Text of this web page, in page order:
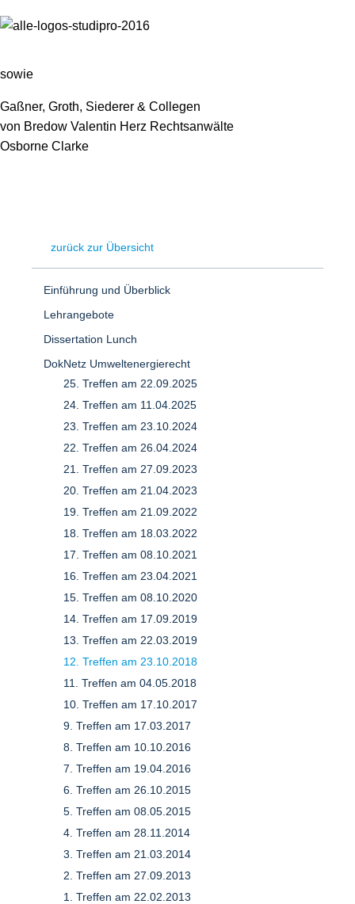
sowie
Gaßner, Groth, Siederer & Collegen
von Bredow Valentin Herz Rechtsanwälte
Osborne Clarke
zurück zur Übersicht
Einführung und Überblick
Lehrangebote
Dissertation Lunch
DokNetz Umweltenergierecht
25. Treffen am 22.09.2025
24. Treffen am 11.04.2025
23. Treffen am 23.10.2024
22. Treffen am 26.04.2024
21. Treffen am 27.09.2023
20. Treffen am 21.04.2023
19. Treffen am 21.09.2022
18. Treffen am 18.03.2022
17. Treffen am 08.10.2021
16. Treffen am 23.04.2021
15. Treffen am 08.10.2020
14. Treffen am 17.09.2019
13. Treffen am 22.03.2019
12. Treffen am 23.10.2018
11. Treffen am 04.05.2018
10. Treffen am 17.10.2017
9. Treffen am 17.03.2017
8. Treffen am 10.10.2016
7. Treffen am 19.04.2016
6. Treffen am 26.10.2015
5. Treffen am 08.05.2015
4. Treffen am 28.11.2014
3. Treffen am 21.03.2014
2. Treffen am 27.09.2013
1. Treffen am 22.02.2013